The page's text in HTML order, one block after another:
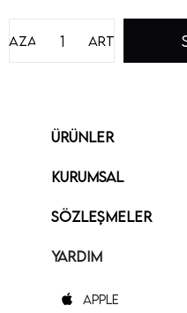
Artır
Azalt
ÜRÜNLER
KURUMSAL
SÖZLEŞMELER
YARDIM
Apple